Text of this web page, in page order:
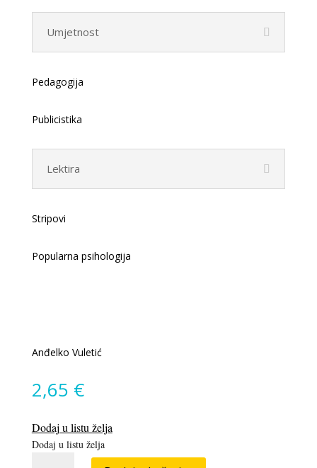
Umjetnost
Pedagogija
Publicistika
Lektira
Stripovi
Popularna psihologija
Anđelko Vuletić
2,65 €
Dodaj u listu želja
Dodaj u listu želja